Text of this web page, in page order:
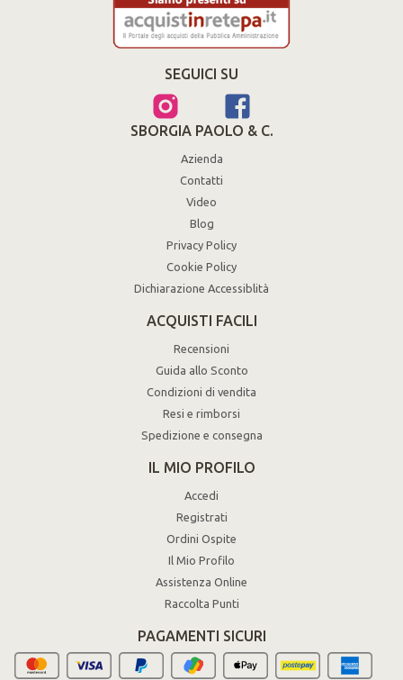
SEGUICI SU
SBORGIA PAOLO & C.
Azienda
Contatti
Video
Blog
Privacy Policy
Cookie Policy
Dichiarazione Accessiblità
ACQUISTI FACILI
Recensioni
Guida allo Sconto
Condizioni di vendita
Resi e rimborsi
Spedizione e consegna
IL MIO PROFILO
Accedi
Registrati
Ordini Ospite
Il Mio Profilo
Assistenza Online
Raccolta Punti
PAGAMENTI SICURI